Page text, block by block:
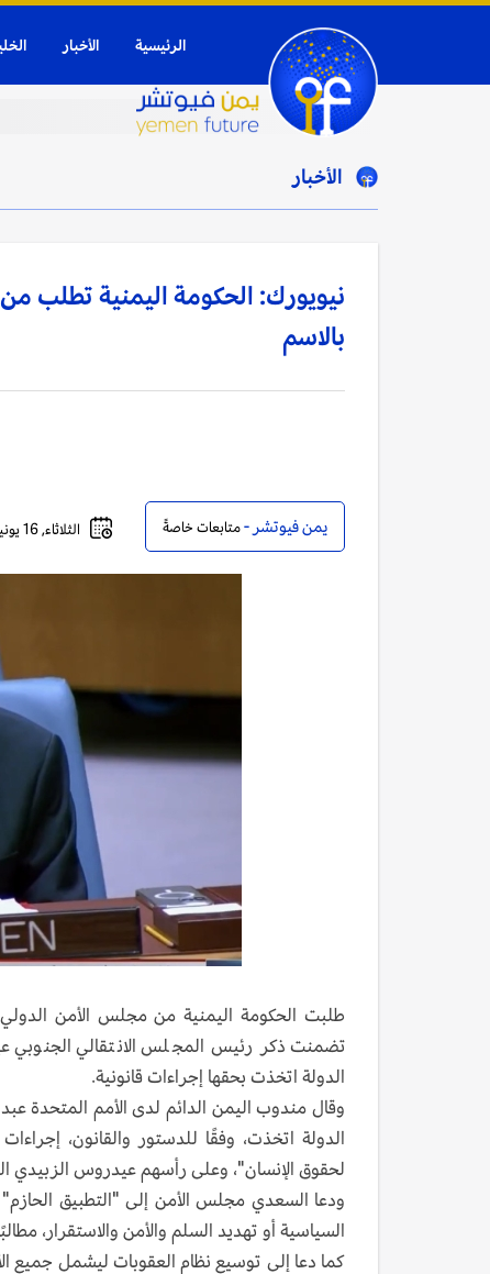
الرئيسية الأخبار
الأخبار
نيويورك: الحكومة اليمنية تطلب
بالاسم
يمن فيوتشر -متابعات خاصةً الثلاثاء, 16 يونيو, 2026 - 08:10 مساءً
طلبت الحكومة اليمنية من مجلس الأمن الدولي
تضمنت ذكر رئيس المجلس الانتقالي
الدولة اتخذت بحقها إجراءات قانونية.
وقال مندوب اليمن الدائم لدى الأمم المتحدة
الدولة اتخذت، وفقًا للدستور والقانون،
لحقوق الإنسان"، وعلى رأسهم عيدروس الزبيدي
ودعا السعدي مجلس الأمن إلى "التطبيق الحازم"
السياسية أو تهديد السلم والأمن والاستقرار،
كما دعا إلى توسيع نظام العقوبات ليشمل جميع